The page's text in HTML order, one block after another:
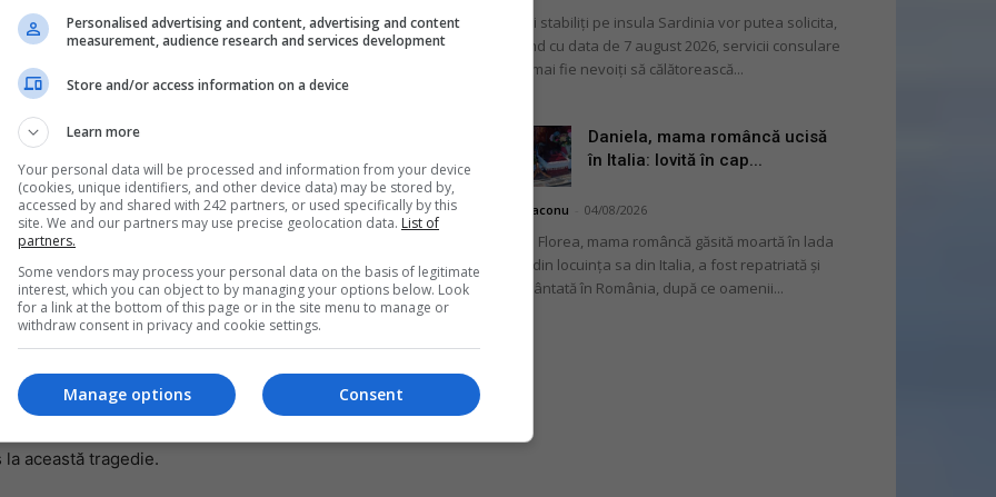
unde s-a petrecut tragedia. Foto:
cu o echipă de criminaliști, pentru investigațiile de
ulterior la camera mortuară de la „Cimitero
medicului legist pentru a stabili cauza
de anchetatori arată că femeia moldoveancă nu
că a murit la o vârstă atât de tânără, carabinierii
această tragedie.
Românii stabiliți pe insula Sardinia vor putea solicita,
începând cu data de 7 august 2026, servicii consulare
fără să mai fie nevoiți să călătorească...
Daniela, mama româncă ucisă
în Italia: lovită în cap...
Mihai Diaconu 04/08/2026
Daniela Florea, mama româncă găsită moartă în lada
patului din locuința sa din Italia, a fost repatriată și
înmormântată în România, după ce oamenii...
Personalised advertising and content, advertising and content
measurement, audience research and services development
Store and/or access information on a device
Learn more
Your personal data will be processed and information from your device
(cookies, unique identifiers, and other device data) may be stored by,
accessed by and shared with 242 partners, or used specifically by this
site. We and our partners may use precise geolocation data. List of
partners.
Some vendors may process your personal data on the basis of legitimate
interest, which you can object to by managing your options below. Look
for a link at the bottom of this page or in the site menu to manage or
withdraw consent in privacy and cookie settings.
Consent
Manage options